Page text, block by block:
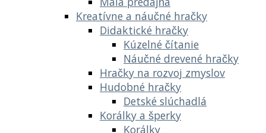
Kreatívne a náučné hračky
Didaktické hračky
Kúzelné čítanie
Náučné drevené hračky
Hračky na rozvoj zmyslov
Hudobné hračky
Detské slúchadlá
Korálky a šperky
Korálky